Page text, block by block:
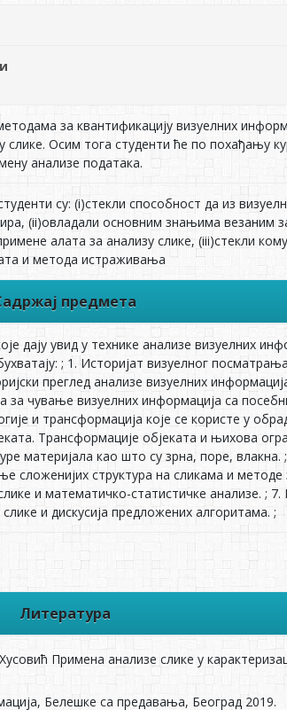
за квантификацију визуелних
Осим тога студенти ће по похађању
анализе података.
су: (i)стекли способност да из
(ii)овладали основним знањима везаним
алата за анализу слике, (iii)стекли
и метода истраживања
предмета
дају увид у технике анализе визуелних
; 1. Историјат визуелног
преглед анализе визуелних
чување визуелних информација са
и трансформација које се користе у
Трансформације објеката и њихова
материјала као што су зрна, поре,
сложенијих структура на сликама и
и математичко-статистичке анализе. ;
и дискусија предложених алгоритама. ;
Литература
Примена анализе слике у
Белешке са предавања, Београд 2019.